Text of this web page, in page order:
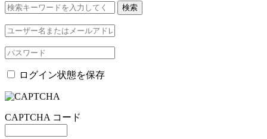
ログイン状態を保存
CAPTCHA コード